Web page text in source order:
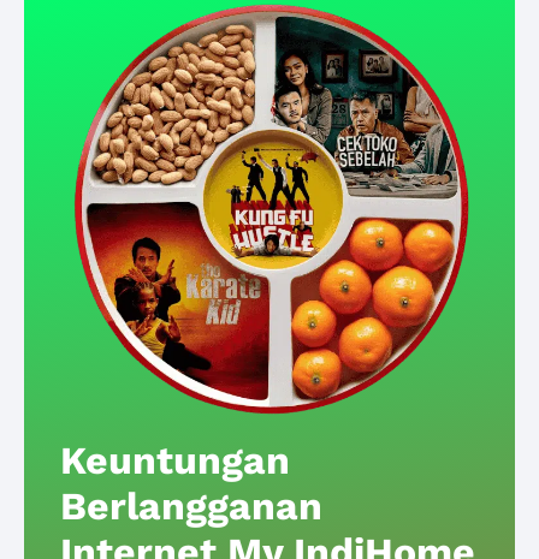
Keuntungan
Berlangganan